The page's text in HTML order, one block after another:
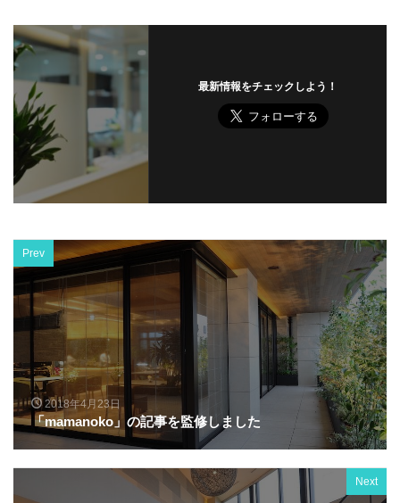
最新情報をチェックしよう！
Prev
2018年4月23日
「mamanoko」の記事を監修しました
Next